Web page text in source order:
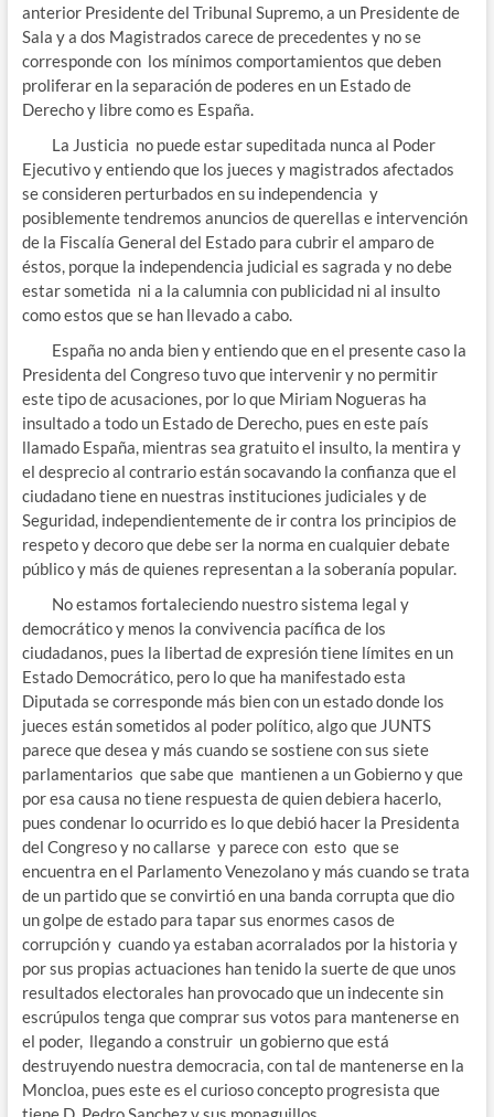
anterior Presidente del Tribunal Supremo, a un Presidente de
Sala y a dos Magistrados carece de precedentes y no se
corresponde con los mínimos comportamientos que deben
proliferar en la separación de poderes en un Estado de
Derecho y libre como es España.
La Justicia no puede estar supeditada nunca al Poder
Ejecutivo y entiendo que los jueces y magistrados afectados
se consideren perturbados en su independencia y
posiblemente tendremos anuncios de querellas e intervención
de la Fiscalía General del Estado para cubrir el amparo de
éstos, porque la independencia judicial es sagrada y no debe
estar sometida ni a la calumnia con publicidad ni al insulto
como estos que se han llevado a cabo.
España no anda bien y entiendo que en el presente caso la
Presidenta del Congreso tuvo que intervenir y no permitir
este tipo de acusaciones, por lo que Miriam Nogueras ha
insultado a todo un Estado de Derecho, pues en este país
llamado España, mientras sea gratuito el insulto, la mentira y
el desprecio al contrario están socavando la confianza que el
ciudadano tiene en nuestras instituciones judiciales y de
Seguridad, independientemente de ir contra los principios de
respeto y decoro que debe ser la norma en cualquier debate
público y más de quienes representan a la soberanía popular.
No estamos fortaleciendo nuestro sistema legal y
democrático y menos la convivencia pacífica de los
ciudadanos, pues la libertad de expresión tiene límites en un
Estado Democrático, pero lo que ha manifestado esta
Diputada se corresponde más bien con un estado donde los
jueces están sometidos al poder político, algo que JUNTS
parece que desea y más cuando se sostiene con sus siete
parlamentarios que sabe que mantienen a un Gobierno y que
por esa causa no tiene respuesta de quien debiera hacerlo,
pues condenar lo ocurrido es lo que debió hacer la Presidenta
del Congreso y no callarse y parece con esto que se
encuentra en el Parlamento Venezolano y más cuando se trata
de un partido que se convirtió en una banda corrupta que dio
un golpe de estado para tapar sus enormes casos de
corrupción y cuando ya estaban acorralados por la historia y
por sus propias actuaciones han tenido la suerte de que unos
resultados electorales han provocado que un indecente sin
escrúpulos tenga que comprar sus votos para mantenerse en
el poder, llegando a construir un gobierno que está
destruyendo nuestra democracia, con tal de mantenerse en la
Moncloa, pues este es el curioso concepto progresista que